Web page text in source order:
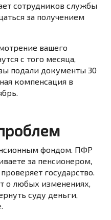
сотрудников службы
за получением
вашего
с того месяца,
подали документы 30
компенсация в
фондом. ПФР
за пенсионером,
государство.
о любых изменениях,
суду деньги,